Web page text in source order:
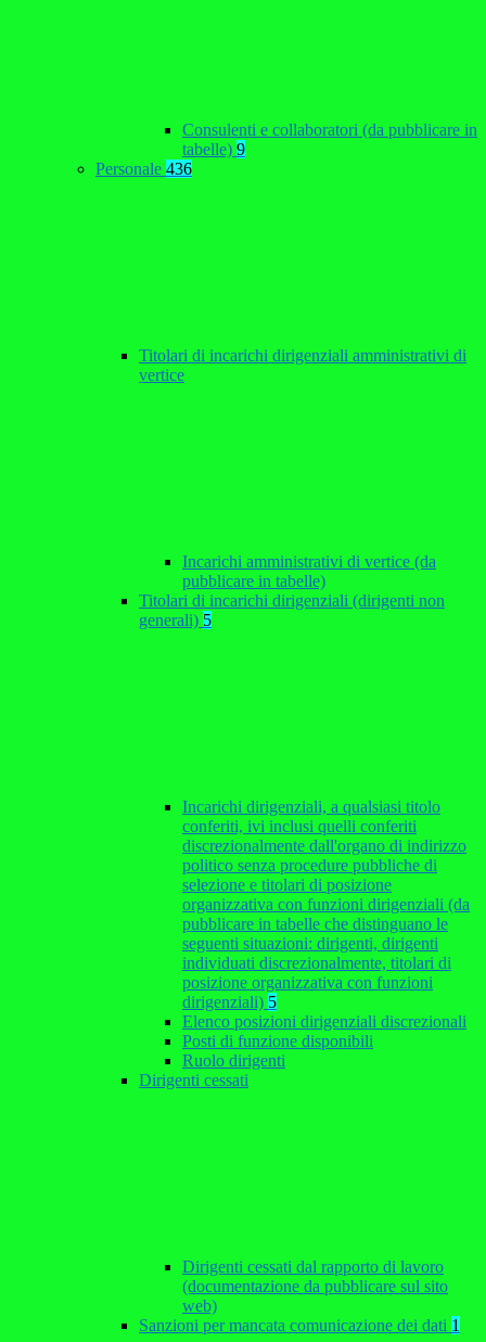
Consulenti e collaboratori (da pubblicare in
tabelle) 9
Personale 436
Titolari di incarichi dirigenziali amministrativi di
vertice
Incarichi amministrativi di vertice (da
pubblicare in tabelle)
Titolari di incarichi dirigenziali (dirigenti non
generali) 5
Incarichi dirigenziali, a qualsiasi titolo
conferiti, ivi inclusi quelli conferiti
discrezionalmente dall'organo di indirizzo
politico senza procedure pubbliche di
selezione e titolari di posizione
organizzativa con funzioni dirigenziali (da
pubblicare in tabelle che distinguano le
seguenti situazioni: dirigenti, dirigenti
individuati discrezionalmente, titolari di
posizione organizzativa con funzioni
dirigenziali) 5
Elenco posizioni dirigenziali discrezionali
Posti di funzione disponibili
Ruolo dirigenti
Dirigenti cessati
Dirigenti cessati dal rapporto di lavoro
(documentazione da pubblicare sul sito
web)
Sanzioni per mancata comunicazione dei dati 1